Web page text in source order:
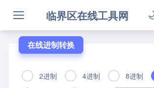
临界区在线工具网
在线进制转换
2进制 4进制 8进制